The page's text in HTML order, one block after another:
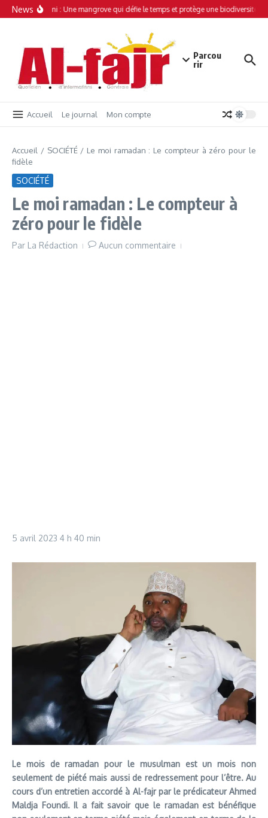
Aller au contenu
News
Simamboini : Une mangrove qui défie le temps et protège une biodiversité
Parcou
rir
Accueil Le journal Mon compte
Accueil / SOCIÉTÉ/ Le moi ramadan : Le compteur à zéro pour le
fidèle
SOCIÉTÉ
Le moi ramadan : Le compteur à
zéro pour le fidèle
Par La Rédaction Aucun commentaire
5 avril 2023 4 h 40 min
Le mois de ramadan pour le musulman est un mois non
seulement de piété mais aussi de redressement pour l’être. Au
cours d’un entretien accordé à Al-fajr par le prédicateur Ahmed
Maldja Foundi. Il a fait savoir que le ramadan est bénéfique